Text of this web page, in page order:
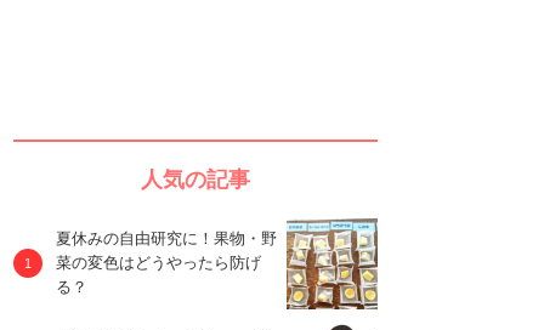
人気の記事
夏休みの自由研究に！果物・野
菜の変色はどうやったら防げ
る？